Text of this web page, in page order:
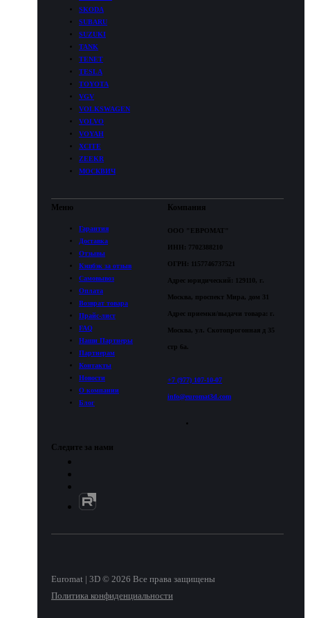
SKODA
SUBARU
SUZUKI
TANK
TENET
TESLA
TOYOTA
VGV
VOLKSWAGEN
VOLVO
VOYAH
XCITE
ZEEKR
МОСКВИЧ
Меню
Гарантия
Доставка
Отзывы
Кэшбэк за отзыв
Самовывоз
Оплата
Возврат товара
Прайс-лист
FAQ
Наши Партнеры
Партнерам
Контакты
Новости
О компании
Блог
Компания
ООО "ЕВРОМАТ"
ИНН: 7702388210
ОГРН: 1157746737521
Адрес юридический: 129110, г.
Москва, проспект Мира, дом 31
Адрес приемки/выдачи товара: г.
Москва, ул. Скотопрогонная д 35
стр 6а.
+7 (977) 107-10-07
info@euromat3d.com
Следите за нами
Euromat | 3D © 2026 Все права защищены
Политика конфиденциальности